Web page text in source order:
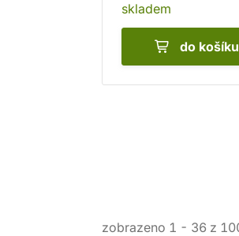
skladem
do košíku
zobrazeno 1 - 36 z